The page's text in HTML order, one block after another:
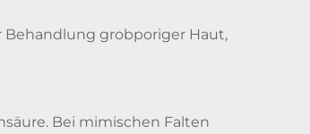
Behandlung grobporiger Haut,
Bei mimischen Falten